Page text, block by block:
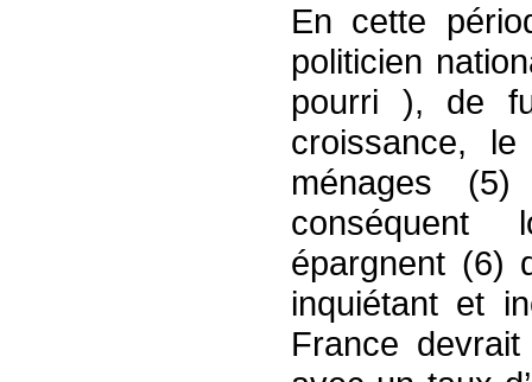
En cette
politicien
pourri ), de
croissance,
ménages
conséquent
épargnent (6)
inquiétant et
France